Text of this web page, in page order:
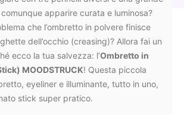
apparire curata e luminosa?
che l’ombretto in polvere finisce
dell’occhio (creasing)? Allora fai un
ecco la tua salvezza: l’Ombretto in
MOODSTRUCK! Questa piccola
eyeliner e illuminante, tutto in uno,
stick super pratico.